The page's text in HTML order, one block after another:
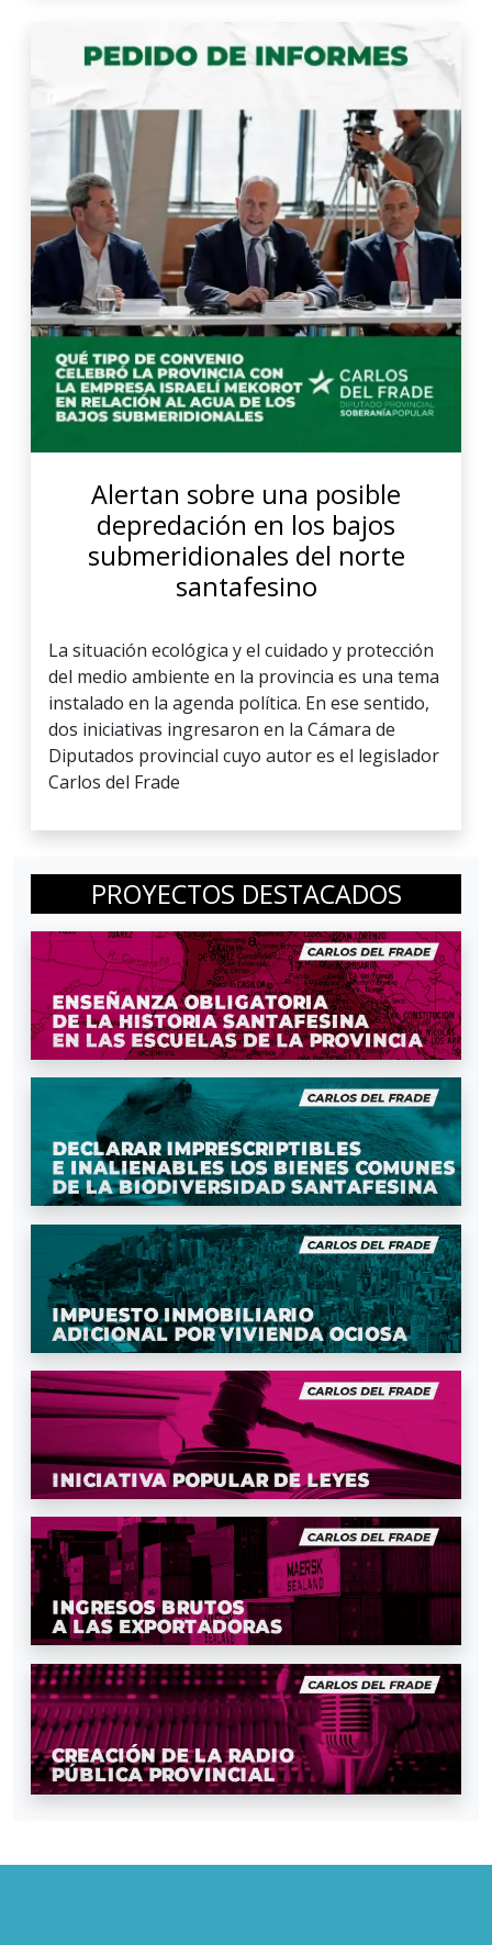
Alertan sobre una posible
depredación en los bajos
submeridionales del norte
santafesino
La situación ecológica y el cuidado y protección
del medio ambiente en la provincia es una tema
instalado en la agenda política. En ese sentido,
dos iniciativas ingresaron en la Cámara de
Diputados provincial cuyo autor es el legislador
Carlos del Frade
PROYECTOS DESTACADOS